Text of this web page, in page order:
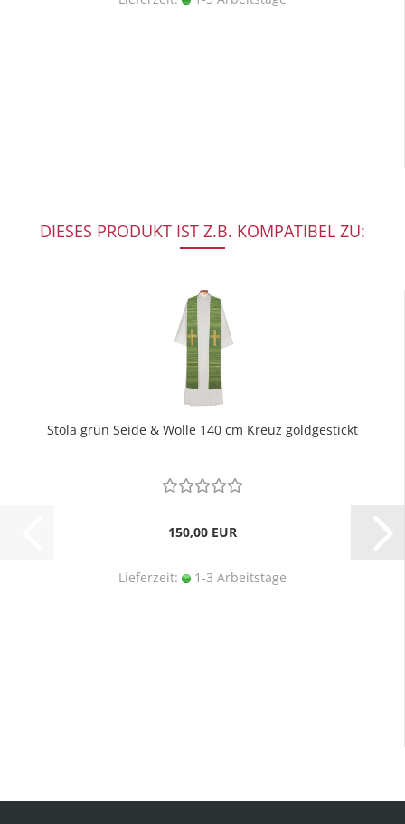
DIESES PRODUKT IST Z.B. KOMPATIBEL ZU:
Stola grün Seide & Wolle 140 cm Kreuz goldgestickt
150,00 EUR
Lieferzeit: 1-3 Arbeitstage